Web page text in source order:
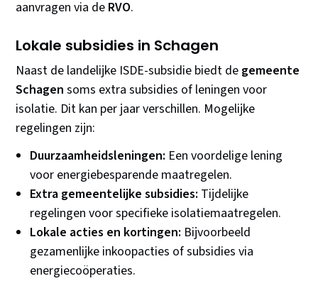
aanvragen via de RVO.
Lokale subsidies in Schagen
Naast de landelijke ISDE-subsidie biedt de gemeente
Schagen soms extra subsidies of leningen voor
isolatie. Dit kan per jaar verschillen. Mogelijke
regelingen zijn:
Duurzaamheidsleningen: Een voordelige lening
voor energiebesparende maatregelen.
Extra gemeentelijke subsidies: Tijdelijke
regelingen voor specifieke isolatiemaatregelen.
Lokale acties en kortingen: Bijvoorbeeld
gezamenlijke inkoopacties of subsidies via
energiecoöperaties.